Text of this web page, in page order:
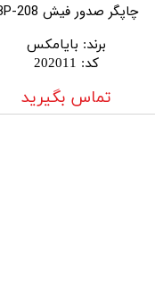
چاپگر صدور فیش BP-208
برند: بایامکس
کد:
202011
تماس بگیرید